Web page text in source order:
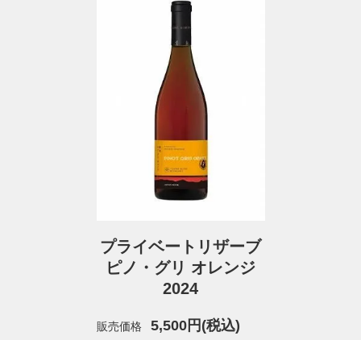
プライベートリザーブ
ピノ・グリ オレンジ
2024
販売価格 5,500円(税込)